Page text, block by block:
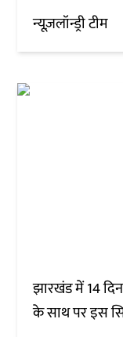
न्यूज़लॉन्ड्री टीम
झारखंड में 14 दिन
के साथ पर इस